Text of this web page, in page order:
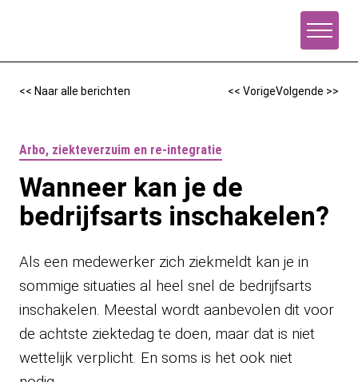
<< Naar alle berichten << VorigeVolgende >>
Arbo, ziekteverzuim en re-integratie
Wanneer kan je de
bedrijfsarts inschakelen?
Als een medewerker zich ziekmeldt kan je in
sommige situaties al heel snel de bedrijfsarts
inschakelen. Meestal wordt aanbevolen dit voor
de achtste ziektedag te doen, maar dat is niet
wettelijk verplicht. En soms is het ook niet